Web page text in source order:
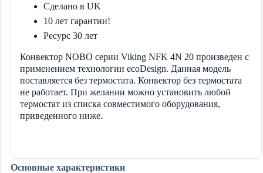
Сделано в UK
10 лет гарантии!
Ресурс 30 лет
Конвектор NOBO серии Viking NFK 4N 20 произведен с
применением технологии ecoDesign. Данная модель
поставляется без термостата. Конвектор без термостата
не работает. При желании можно установить любой
термостат из списка совместимого оборудования,
приведенного ниже.
Основные характеристики